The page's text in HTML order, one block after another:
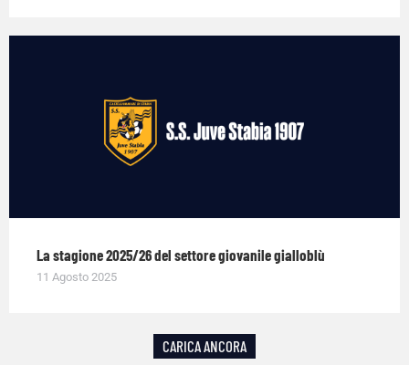
La stagione 2025/26 del settore giovanile gialloblù
11 Agosto 2025
CARICA ANCORA